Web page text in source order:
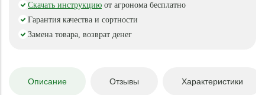
Скачать инструкцию от агронома бесплатно
Гарантия качества и сортности
Замена товара, возврат денег
Описание Отзывы Характеристики